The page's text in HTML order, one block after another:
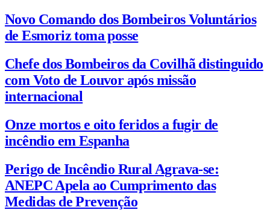
Novo Comando dos Bombeiros Voluntários
de Esmoriz toma posse
Chefe dos Bombeiros da Covilhã distinguido
com Voto de Louvor após missão
internacional
Onze mortos e oito feridos a fugir de
incêndio em Espanha
Perigo de Incêndio Rural Agrava-se:
ANEPC Apela ao Cumprimento das
Medidas de Prevenção